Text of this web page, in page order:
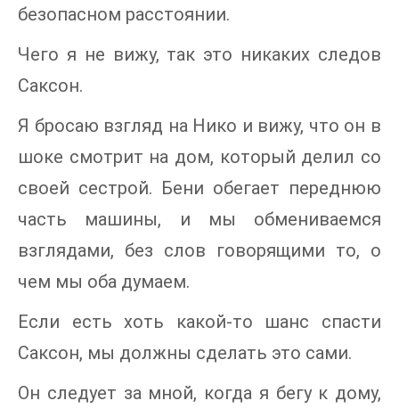
безопасном расстоянии.
Чего я не вижу, так это никаких следов
Саксон.
Я бросаю взгляд на Нико и вижу, что он в
шоке смотрит на дом, который делил со
своей сестрой. Бени обегает переднюю
часть машины, и мы обмениваемся
взглядами, без слов говорящими то, о
чем мы оба думаем.
Если есть хоть какой-то шанс спасти
Саксон, мы должны сделать это сами.
Он следует за мной, когда я бегу к дому,